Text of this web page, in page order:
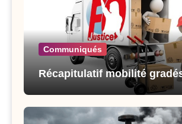
Communiqués
Récapitulatif mobilité